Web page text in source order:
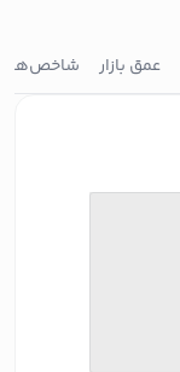
عمق بازار شاخص‌ها